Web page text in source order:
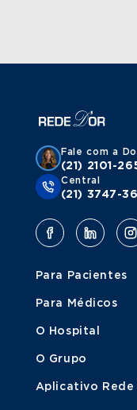
Fale com a
(21) 2101-
Central
(21) 3747-
Para Pacientes
Para Médicos
O Hospital
O Grupo
Aplicativo Rede